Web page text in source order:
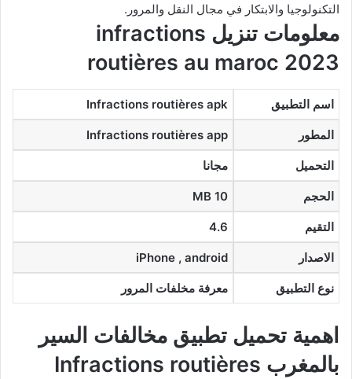
التكنولوجيا والابتكار في مجال النقل والمرور.
معلومات تنزيل infractions
routières au maroc 2023
اسم التطبيق Infractions routières apk
المطور Infractions routières app
التحميل مجانا
الحجم 10 MB
التقيم 4.6
الاصدار iPhone , android
نوع التطبيق معرفة مخلفات المرور
اهمية تحميل تطبيق مخالفات السير
بالمغرب Infractions routières